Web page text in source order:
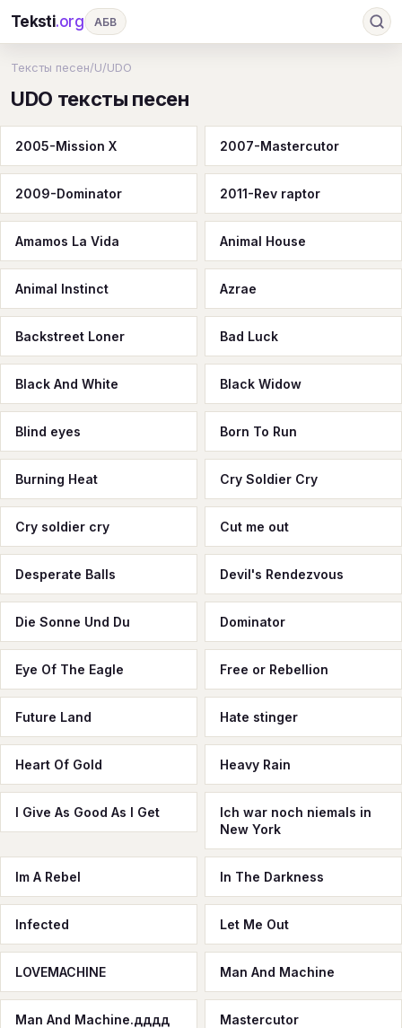
Teksti.org АБВ
И К Л М
Т У Ф Х Ц Ч Ш Э Ю
Я En A B C D E F G
H I J M N
Q R S V W
Тексты песен/U/UDO
UDO тексты песен
2005-Mission X 2007-Mastercutor
2009-Dominator 2011-Rev raptor
Amamos La Vida Animal House
Animal Instinct Azrae
Backstreet Loner Bad Luck
Black And White Black Widow
Blind eyes Born To Run
Burning Heat Cry Soldier Cry
Cry soldier сry Cut me out
Desperate Balls Devil's Rendezvous
Die Sonne Und Du Dominator
Eye Of The Eagle Free or Rebellion
Future Land Hate stinger
Heart Of Gold Heavy Rain
I Give As Good As I Get
Ich war noch niemals in
New York
Im A Rebel In The Darkness
Infected Let Me Out
LOVEMACHINE Man And Machine
Man And Machine.дддд Mastercutor